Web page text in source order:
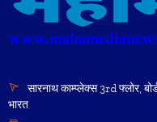
सारनाथ काम्प्लेक्स 3rd फ्लोर,
भारत